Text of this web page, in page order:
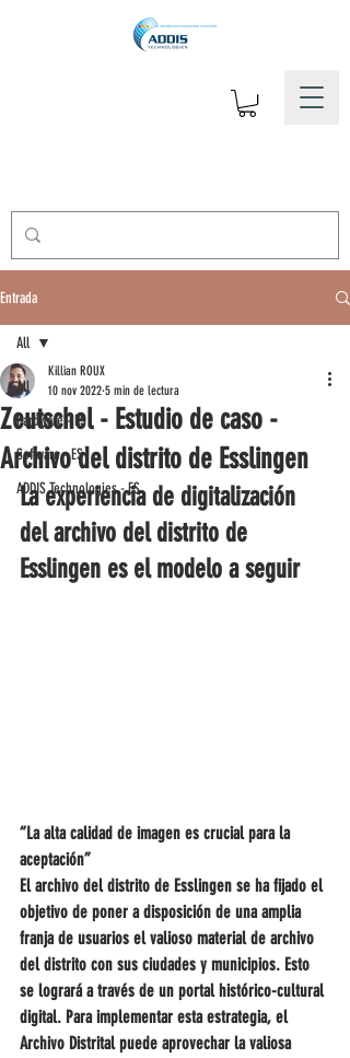
Entrada
All
Hardware - ES
Software - ES
ADDIS Technologies - ES
All
Zeutschel - Estudio de caso -
Archivo del distrito de Esslingen
Killian ROUX
10 nov 2022 5 min de lectura
La experiencia de digitalización
del archivo del distrito de
Esslingen es el modelo a seguir
“La alta calidad de imagen es crucial para la
aceptación”
El archivo del distrito de Esslingen se ha fijado el
objetivo de poner a disposición de una amplia
franja de usuarios el valioso material de archivo
del distrito con sus ciudades y municipios. Esto
se logrará a través de un portal histórico-cultural
digital. Para implementar esta estrategia, el
Archivo Distrital puede aprovechar la valiosa